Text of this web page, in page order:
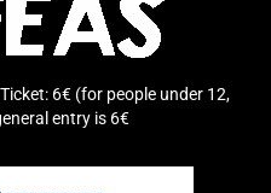
6€ (for people under 12,
entry is 6€